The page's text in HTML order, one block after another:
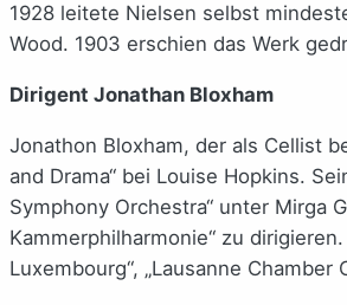
1928 leitete Nielsen selbst
Wood. 1903 erschien das Werk
Dirigent Jonathan Bloxham
Jonathon Bloxham, der als Cellist
and Drama“ bei Louise Hopkins.
Symphony Orchestra“ unter Mirga
Kammerphilharmonie“ zu
Luxembourg“, „Lausanne Chamber